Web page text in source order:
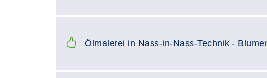
Ölmalerei in Nass-in-Nass-Technik -